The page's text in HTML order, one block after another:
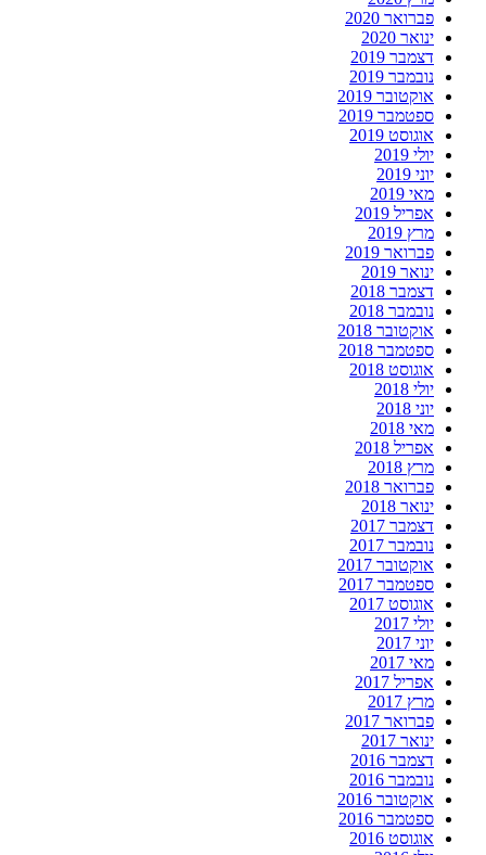
פברואר 2020
ינואר 2020
דצמבר 2019
נובמבר 2019
אוקטובר 2019
ספטמבר 2019
אוגוסט 2019
יולי 2019
יוני 2019
מאי 2019
אפריל 2019
מרץ 2019
פברואר 2019
ינואר 2019
דצמבר 2018
נובמבר 2018
אוקטובר 2018
ספטמבר 2018
אוגוסט 2018
יולי 2018
יוני 2018
מאי 2018
אפריל 2018
מרץ 2018
פברואר 2018
ינואר 2018
דצמבר 2017
נובמבר 2017
אוקטובר 2017
ספטמבר 2017
אוגוסט 2017
יולי 2017
יוני 2017
מאי 2017
אפריל 2017
מרץ 2017
פברואר 2017
ינואר 2017
דצמבר 2016
נובמבר 2016
אוקטובר 2016
ספטמבר 2016
אוגוסט 2016